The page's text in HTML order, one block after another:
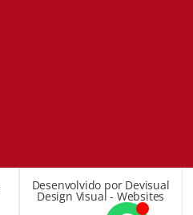
Desenvolvido por Devisual
Design Visual - Websites